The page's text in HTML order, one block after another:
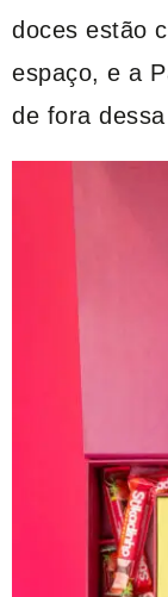
doces estão
espaço, e a
de fora